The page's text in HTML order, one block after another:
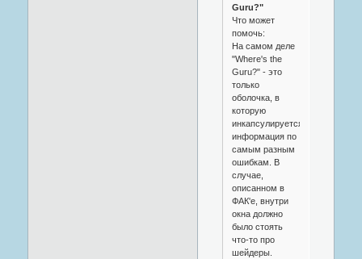
Guru?"
Что может
помочь:
На самом деле
"Where's the
Guru?" - это
только
оболочка, в
которую
инкапсулируется
информация по
самым разным
ошибкам. В
случае,
описанном в
ФАК'е, внутри
окна должно
было стоять
что-то про
шейдеры.